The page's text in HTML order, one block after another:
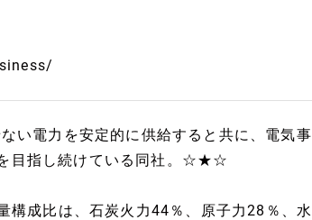
電力を安定的に供給すると共に、電気事
目指し続けている同社。☆★☆
構成比は、石炭火力44％、原子力28％、水